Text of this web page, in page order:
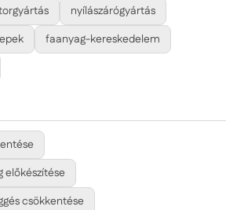
nyílászárógyártás
faanyag-kereskedelem
előkészítése
csökkentése